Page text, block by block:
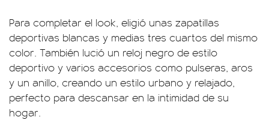
Para completar el look, eligió unas zapatillas
deportivas blancas y medias tres cuartos del mismo
color. También lució un reloj negro de estilo
deportivo y varios accesorios como pulseras, aros
y un anillo, creando un estilo urbano y relajado,
perfecto para descansar en la intimidad de su
hogar.